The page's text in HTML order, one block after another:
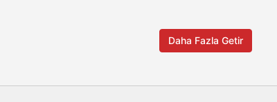
Daha Fazla Getir